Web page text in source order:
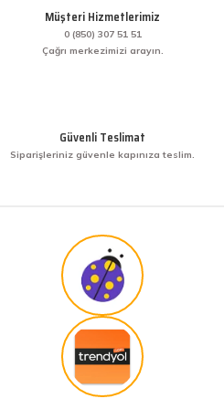
veriş yaptım. İşine sahip çıkmak ve işini hakkıyla
yapmak diye buna derim. harikasınız. paketleme,
hızlı teslimat ve güvenirlik ne derseniz var.
veriş yaptım. İşine sahip çıkmak ve işini hakkıyla
hızlı teslimat ve güvenirlik ne derseniz var.
K... G... | 09/10/2025
Uygun fiyat,kaliteli ürün
Osman Bilge | 20/06/2025
Kalın misina ile uyumlumudur
Müşteri Hizmetlerimiz
0 (850) 307 51 51
Çağrı merkezimizi arayın.
Güvenli Teslimat
Siparişleriniz güvenle kapınıza teslim.